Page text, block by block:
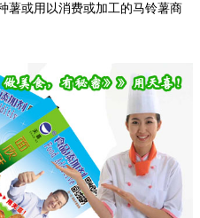
薯或用以消费或加工的马铃薯商